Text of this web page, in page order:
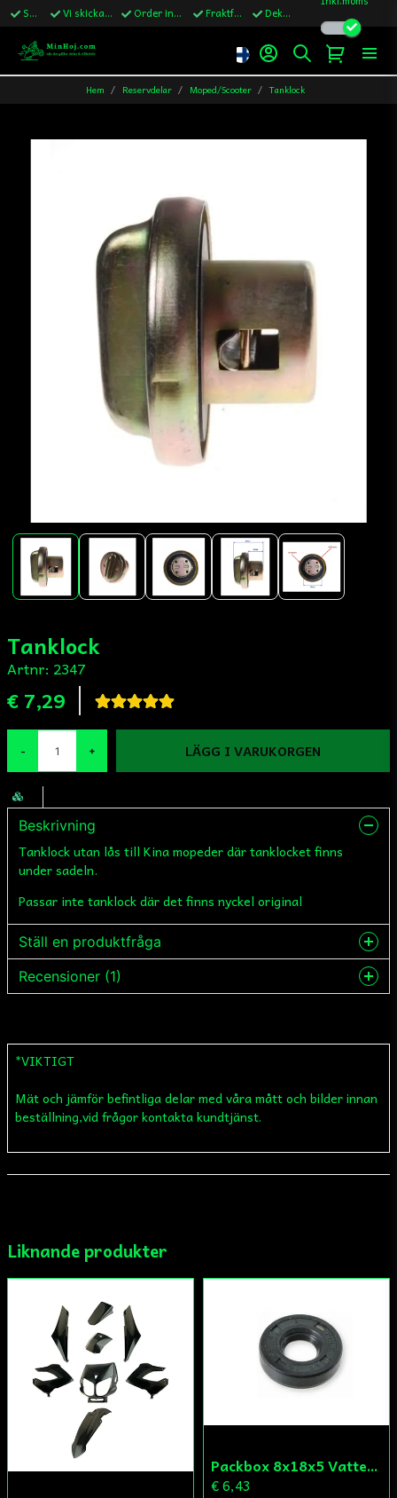
Snabba leveranser Vi skickar till Sverige,Danmark & Finland Order innan kl.13 skickas samma vardag Fraktfritt över 1200kr till Sverige Dekaler ingår i alla ordrar
Hem Reservdelar Moped/Scooter Tanklock
Tanklock
Artnr: 2347
€ 7,29
- + LÄGG I VARUKORGEN
Beskrivning
Tanklock utan lås till Kina mopeder där tanklocket finns
under sadeln.
Passar inte tanklock där det finns nyckel original
Ställ en produktfråga
question
Fråga oss något om denna produkten...
email
Mejladress
Recensioner (1)
1 vuosi sitten
Jättenöjd, passade perfekt.
*VIKTIGT
Mät och jämför befintliga delar med våra mått och bilder innan
beställning,vid frågor kontakta kundtjänst.
Liknande produkter
Packbox 8x18x5 Vattenpump Aprilia/Derbi/Gilera (original)
€ 6,43